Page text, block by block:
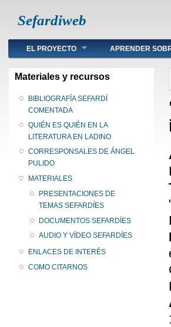
Sefardiweb
Main menu
EL PROYECTO APRENDER
Materiales y recursos
BIBLIOGRAFÍA SEFARDÍ
COMENTADA
QUIÉN ES QUIÉN EN LA
LITERATURA EN LADINO
CORRESPONSALES DE ÁNGEL
PULIDO
MATERIALES
PRESENTACIONES DE
TEMAS SEFARDÍES
DOCUMENTOS SEFARDÍES
AUDIO Y VÍDEO SEFARDÍES
ENLACES DE INTERÉS
COMO CITARNOS